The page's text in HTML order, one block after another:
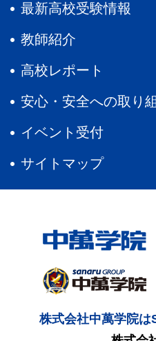
最新高校受験情報
教師紹介
高校レポート
安心・安全への取り
イベント受付
サイトマップ
株式会社中萬学院